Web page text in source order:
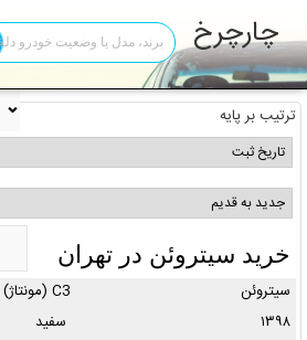
چارچرخ
⌄ ترتیب بر پایه
خرید سیتروئن در تهران
سیتروئن
C3 (مونتاژ)
۱۳۹۸
سفید